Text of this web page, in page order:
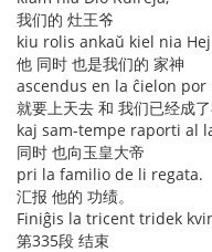
我们的 灶王爷
kiu rolis ankaŭ kiel nia
他 同时 也是我们的 家神
ascendus en la ĉielon
就要上天去 和 我们已经成
kaj sam-tempe raporti al
同时 也向玉皇大帝
pri la familio de li regata.
汇报 他的 功绩。
Finiĝis la tricent tridek
第335段 结束